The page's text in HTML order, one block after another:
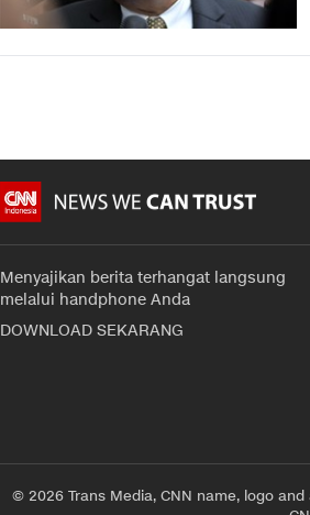
Menyajikan berita terhangat langsung
melalui handphone Anda
DOWNLOAD SEKARANG
© 2026 Trans Media, CNN name, logo